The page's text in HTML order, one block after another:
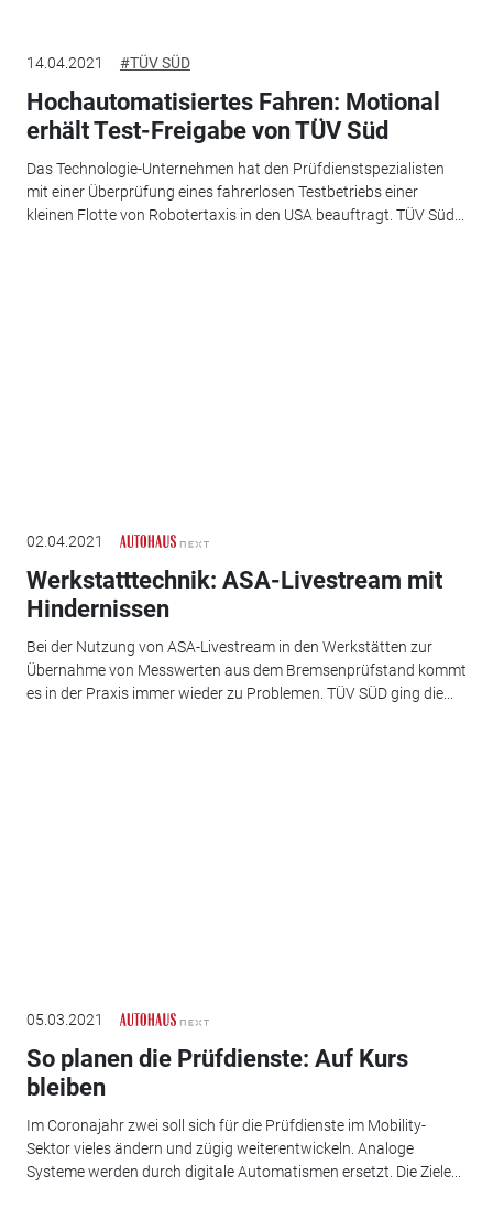
14.04.2021 #TÜV SÜD
Hochautomatisiertes Fahren: Motional
erhält Test-Freigabe von TÜV Süd
Das Technologie-Unternehmen hat den Prüfdienstspezialisten
mit einer Überprüfung eines fahrerlosen Testbetriebs einer
kleinen Flotte von Robotertaxis in den USA beauftragt. TÜV Süd...
02.04.2021
Werkstatttechnik: ASA-Livestream mit
Hindernissen
Bei der Nutzung von ASA-Livestream in den Werkstätten zur
Übernahme von Messwerten aus dem Bremsenprüfstand kommt
es in der Praxis immer wieder zu Problemen. TÜV SÜD ging die...
05.03.2021
So planen die Prüfdienste: Auf Kurs
bleiben
Im Coronajahr zwei soll sich für die Prüfdienste im Mobility-
Sektor vieles ändern und zügig weiterentwickeln. Analoge
Systeme werden durch digitale Automatismen ersetzt. Die Ziele...